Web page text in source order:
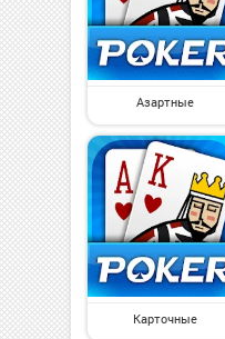
Азартные
Карточные